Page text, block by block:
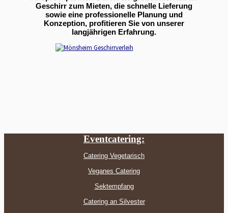
Geschirr zum Mieten, die schnelle Lieferung
sowie eine professionelle Planung und
Konzeption, profitieren Sie von unserer
langjährigen Erfahrung.
Eventcatering:
Catering Vegetarisch
Veganes Catering
Sektempfang
Catering an Silvester